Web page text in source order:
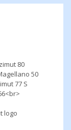
80
50
77 S
logo